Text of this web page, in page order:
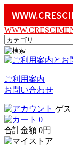
ご利用案内
お問い合わせ
ゲス
0
合計金額 0円